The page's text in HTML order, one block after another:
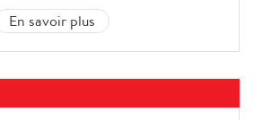
En savoir plus